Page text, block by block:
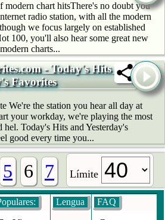
modern chart hitsThere's no doubt you
radio station, with all the modern
we focus largely on established
100, you'll also hear some great new
charts...
- Today's Hits &
Favorites
We're the station you hear all day at
your workday, we're playing the most
Today's Hits and Yesterday's
good every time you...
5 6 7 Límite
Lengua FAQ